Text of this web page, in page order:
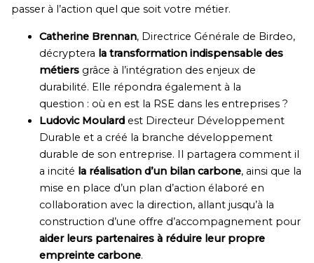
passer à l’action quel que soit votre métier.
Catherine Brennan, Directrice Générale de Birdeo,
décryptera la transformation indispensable des
métiers grâce à l’intégration des enjeux de
durabilité. Elle répondra également à la
question : où en est la RSE dans les entreprises ?
Ludovic Moulard est Directeur Développement
Durable et a créé la branche développement
durable de son entreprise. Il partagera comment il
a incité la réalisation d’un bilan carbone, ainsi que la
mise en place d’un plan d’action élaboré en
collaboration avec la direction, allant jusqu’à la
construction d’une offre d’accompagnement pour
aider leurs partenaires à réduire leur propre
empreinte carbone.